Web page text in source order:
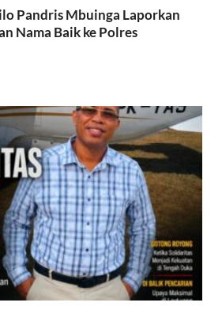
Pandris Mbuinga Laporkan
Nama Baik ke Polres